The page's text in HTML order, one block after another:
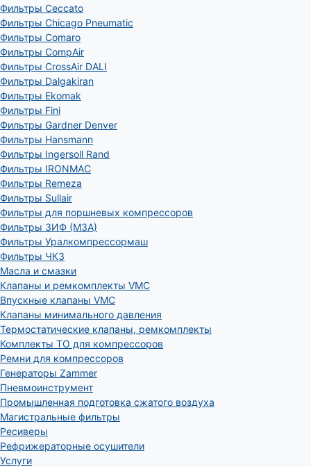
Фильтры Ceccato
Фильтры Chicago Pneumatic
Фильтры Comaro
Фильтры CompAir
Фильтры CrossAir DALI
Фильтры Dalgakiran
Фильтры Ekomak
Фильтры Fini
Фильтры Gardner Denver
Фильтры Hansmann
Фильтры Ingersoll Rand
Фильтры IRONMAC
Фильтры Remeza
Фильтры Sullair
Фильтры для поршневых компрессоров
Фильтры ЗИФ (МЗА)
Фильтры Уралкомпрессормаш
Фильтры ЧКЗ
Масла и смазки
Клапаны и ремкомплекты VMC
Впускные клапаны VMC
Клапаны минимального давления
Термостатические клапаны, ремкомплекты
Комплекты ТО для компрессоров
Ремни для компрессоров
Генераторы Zammer
Пневмоинструмент
Промышленная подготовка сжатого воздуха
Магистральные фильтры
Ресиверы
Рефрижераторные осушители
Услуги